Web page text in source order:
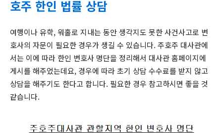
호주 한인 법률 상담
여행이나 유학, 워홀로 지내는 동안 생각지도 못한 사건사고로 변
호사의 자문이 필요한 경우가 생길 수 있습니다. 주호주 대사관에
서는 이에 따라 한인 변호사 명단을 정리해서 대사관 홈페이지에
게시를 해주었는데요, 경우에 따라 초기 상담 수수료를 받지 않고
상담을 해주기도 한다고 합니다. 필요한 경우 참고하시면 좋을 것
같습니다.